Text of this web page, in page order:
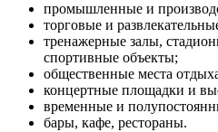
промышленные и
торговые и
тренажерные залы,
спортивные объекты;
общественные места
концертные площадки и
временные и
бары, кафе, рестораны.